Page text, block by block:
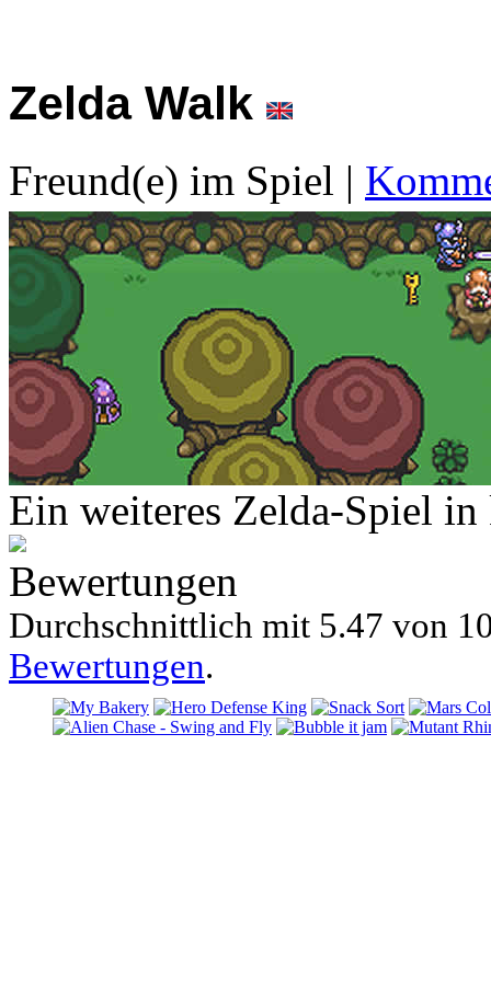
Zelda Walk
Freund(e) im Spiel |
Ein weiteres Zelda-Spiel in
Bewertungen
Durchschnittlich mit 5.47 von
Bewertungen.